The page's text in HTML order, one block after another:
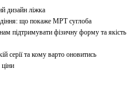
дизайн ліжка
що покаже МРТ суглоба
підтримувати фізичну форму та якість
серії та кому варто оновитись